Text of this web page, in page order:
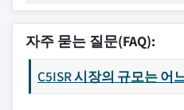
자주 묻는 질문(FAQ):
C5ISR 시장의 규모는 어